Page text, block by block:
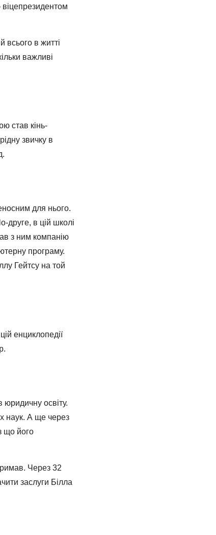
всього в житті
важливі
став кінь-
звичку в
для нього.
друге, в цій школі
з ним компанію
програму.
Гейтсу на той
енциклопедії
юридичну освіту.
наук. А ще через
що його
Через 32
заслуги Білла